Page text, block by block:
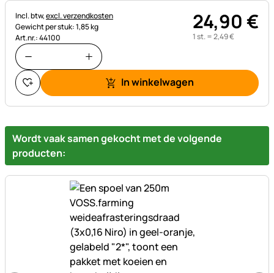
Belastinginformatie:
Incl. btw,excl. verzendkosten
Gewicht per stuk: 1,85 kg
Art.nr.: 44100
24,90€
1 st. =2,49€
In winkelwagen
Wordt vaak samen gekocht met de volgende
producten: